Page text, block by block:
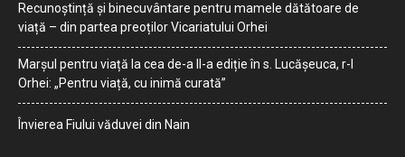
Recunoștință și binecuvântare pentru mamele dătătoare de
viață – din partea preoților Vicariatului Orhei
Marșul pentru viață la cea de-a II-a ediție în s. Lucășeuca, r-l
Orhei: „Pentru viață, cu inimă curată”
Învierea Fiului văduvei din Nain